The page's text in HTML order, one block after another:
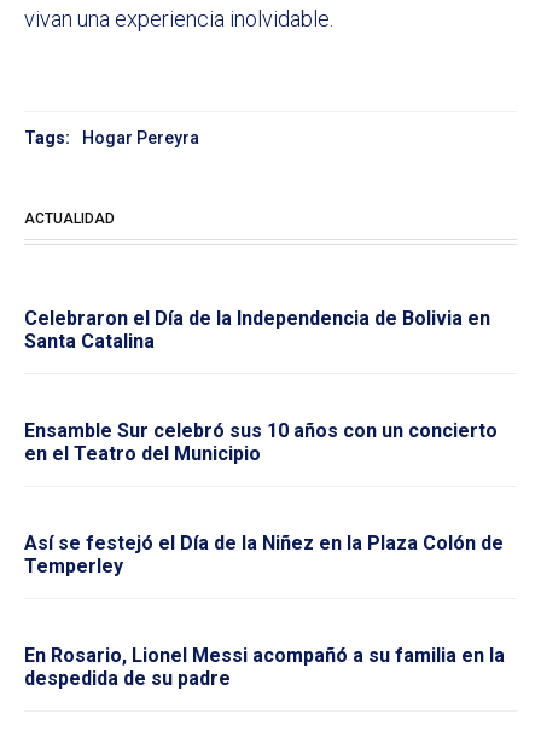
vivan una experiencia inolvidable.
Tags: Hogar Pereyra
ACTUALIDAD
Celebraron el Día de la Independencia de Bolivia en
Santa Catalina
Ensamble Sur celebró sus 10 años con un concierto
en el Teatro del Municipio
Así se festejó el Día de la Niñez en la Plaza Colón de
Temperley
En Rosario, Lionel Messi acompañó a su familia en la
despedida de su padre